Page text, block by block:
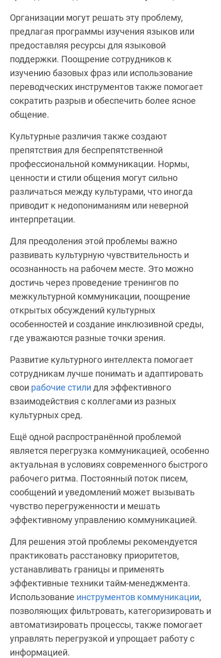
Организации могут решать эту проблему,
предлагая программы изучения языков или
предоставляя ресурсы для языковой
поддержки. Поощрение сотрудников к
изучению базовых фраз или использование
переводческих инструментов также помогает
сократить разрыв и обеспечить более ясное
общение.
Культурные различия также создают
препятствия для беспрепятственной
профессиональной коммуникации. Нормы,
ценности и стили общения могут сильно
различаться между культурами, что иногда
приводит к недопониманиям или неверной
интерпретации.
Для преодоления этой проблемы важно
развивать культурную чувствительность и
осознанность на рабочем месте. Это можно
достичь через проведение тренингов по
межкультурной коммуникации, поощрение
открытых обсуждений культурных
особенностей и создание инклюзивной среды,
где уважаются разные точки зрения.
Развитие культурного интеллекта помогает
сотрудникам лучше понимать и адаптировать
свои рабочие стили для эффективного
взаимодействия с коллегами из разных
культурных сред.
Ещё одной распространённой проблемой
является перегрузка коммуникацией, особенно
актуальная в условиях современного быстрого
рабочего ритма. Постоянный поток писем,
сообщений и уведомлений может вызывать
чувство перегруженности и мешать
эффективному управлению коммуникацией.
Для решения этой проблемы рекомендуется
практиковать расстановку приоритетов,
устанавливать границы и применять
эффективные техники тайм-менеджмента.
Использование инструментов коммуникации,
позволяющих фильтровать, категоризировать и
автоматизировать процессы, также помогает
управлять перегрузкой и упрощает работу с
информацией.